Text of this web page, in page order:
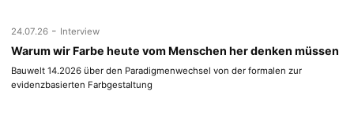
24.07.26 - Interview
Warum wir Farbe heute vom Menschen her denken müssen
Bauwelt 14.2026 über den Paradigmenwechsel von der formalen zur
evidenzbasierten Farbgestaltung